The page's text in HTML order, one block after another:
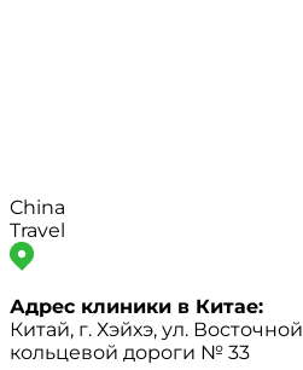
China
Travel
Адрес клиники в Китае:
Китай, г. Хэйхэ, ул. Восточной
кольцевой дороги № 33